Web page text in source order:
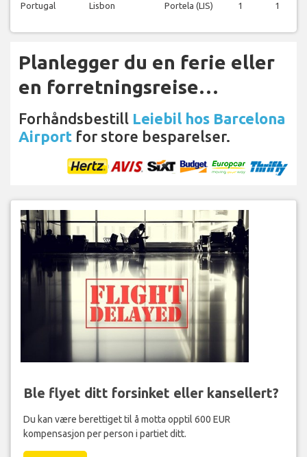
Portugal Lisbon Portela (LIS) 1 1
Planlegger du en ferie eller
en forretningsreise…
Forhåndsbestill Leiebil hos Barcelona
Airport for store besparelser.
Ble flyet ditt forsinket eller kansellert?
Du kan være berettiget til å motta opptil 600 EUR
kompensasjon per person i partiet ditt.